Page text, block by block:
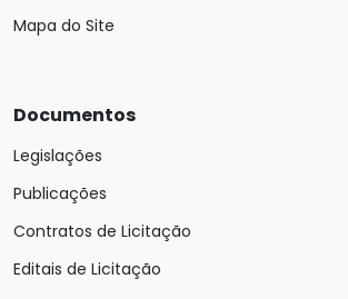
Mapa do Site
Documentos
Legislações
Publicações
Contratos de Licitação
Editais de Licitação